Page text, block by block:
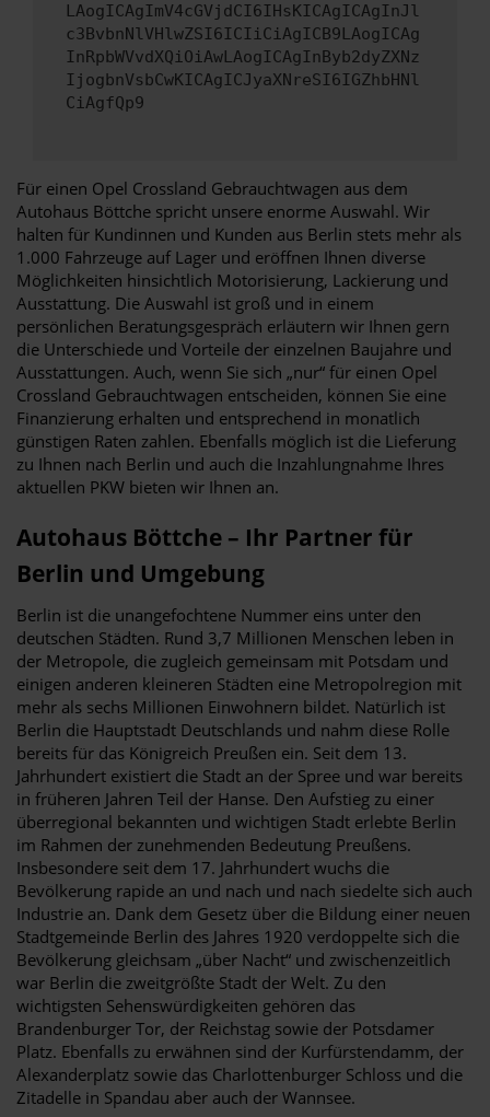
LAogICAgImV4cGVjdCI6IHsKICAgICAgInJl
c3BvbnNlVHlwZSI6ICIiCiAgICB9LAogICAg
InRpbWVvdXQiOiAwLAogICAgInByb2dyZXNz
IjogbnVsbCwKICAgICJyaXNreSI6IGZhbHNl
CiAgfQp9
Für einen Opel Crossland Gebrauchtwagen aus dem
Autohaus Böttche spricht unsere enorme Auswahl. Wir
halten für Kundinnen und Kunden aus Berlin stets mehr als
1.000 Fahrzeuge auf Lager und eröffnen Ihnen diverse
Möglichkeiten hinsichtlich Motorisierung, Lackierung und
Ausstattung. Die Auswahl ist groß und in einem
persönlichen Beratungsgespräch erläutern wir Ihnen gern
die Unterschiede und Vorteile der einzelnen Baujahre und
Ausstattungen. Auch, wenn Sie sich „nur“ für einen Opel
Crossland Gebrauchtwagen entscheiden, können Sie eine
Finanzierung erhalten und entsprechend in monatlich
günstigen Raten zahlen. Ebenfalls möglich ist die Lieferung
zu Ihnen nach Berlin und auch die Inzahlungnahme Ihres
aktuellen PKW bieten wir Ihnen an.
Autohaus Böttche – Ihr Partner für
Berlin und Umgebung
Berlin ist die unangefochtene Nummer eins unter den
deutschen Städten. Rund 3,7 Millionen Menschen leben in
der Metropole, die zugleich gemeinsam mit Potsdam und
einigen anderen kleineren Städten eine Metropolregion mit
mehr als sechs Millionen Einwohnern bildet. Natürlich ist
Berlin die Hauptstadt Deutschlands und nahm diese Rolle
bereits für das Königreich Preußen ein. Seit dem 13.
Jahrhundert existiert die Stadt an der Spree und war bereits
in früheren Jahren Teil der Hanse. Den Aufstieg zu einer
überregional bekannten und wichtigen Stadt erlebte Berlin
im Rahmen der zunehmenden Bedeutung Preußens.
Insbesondere seit dem 17. Jahrhundert wuchs die
Bevölkerung rapide an und nach und nach siedelte sich auch
Industrie an. Dank dem Gesetz über die Bildung einer neuen
Stadtgemeinde Berlin des Jahres 1920 verdoppelte sich die
Bevölkerung gleichsam „über Nacht“ und zwischenzeitlich
war Berlin die zweitgrößte Stadt der Welt. Zu den
wichtigsten Sehenswürdigkeiten gehören das
Brandenburger Tor, der Reichstag sowie der Potsdamer
Platz. Ebenfalls zu erwähnen sind der Kurfürstendamm, der
Alexanderplatz sowie das Charlottenburger Schloss und die
Zitadelle in Spandau aber auch der Wannsee.